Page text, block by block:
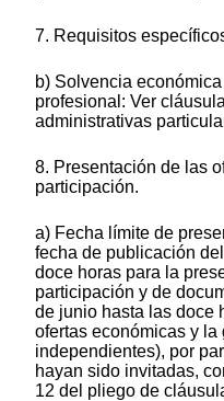
7. Requisitos
b) Solvencia
profesional: Ver
administrativas
8. Presentación de las
participación.
a) Fecha límite de
fecha de publicación
doce horas para la
participación y de
de junio hasta las doce
ofertas económicas y
independientes), por
hayan sido invitadas,
12 del pliego de